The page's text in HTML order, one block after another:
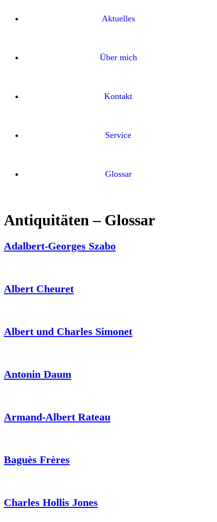
Aktuelles
Über mich
Kontakt
Service
Glossar
Antiquitäten – Glossar
Adalbert-Georges Szabo
Albert Cheuret
Albert und Charles Simonet
Antonin Daum
Armand-Albert Rateau
Baguès Frères
Charles Hollis Jones